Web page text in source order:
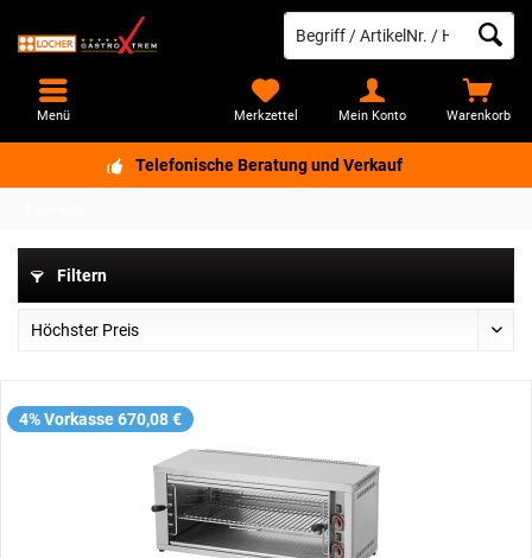
Telefonische Beratung und Verkauf
Warenkorb
Merkzettel Mein Konto
Menü
Filtern
4% Vorkasse 670,08 €